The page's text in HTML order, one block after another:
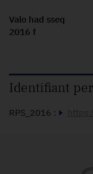
Valo had sseq
2016 f
Identifiant
RPS_2016 :